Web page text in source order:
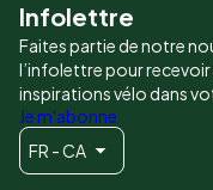
Infolettre
Faites partie de notre
l’infolettre pour
inspirations vélo dans
Je m'abonne
FR - CA